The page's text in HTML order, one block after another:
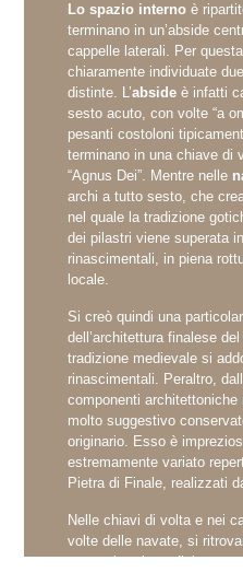
Lo spazio internoè
terminano in un’abside
cappelle laterali. Per
chiaramente individuate
distinte. L’absideè infatti
sesto acuto, con volte “a
pesanti costoloni
terminano in una chiave di
“Agnus Dei”. Mentre nelle
archi a tutto sesto, che
nel quale la tradizione
dei pilastri viene superata
rinascimentali, in piena
locale.
Si creò quindi una
dell’architettura finalese
tradizione medievale si
rinascimentali. Peraltro,
componenti architettoniche
molto suggestivo
originario. Esso è
estremamente variato
Pietra di Finale, realizzati
Nelle chiavi di volta e nei
volte delle navate, si
sospesi tra la tradizione